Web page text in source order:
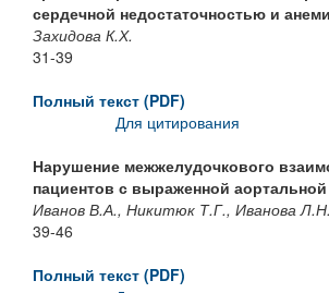
сердечной недостаточностью и
Захидова К.Х.
31-39
Полный текст (PDF)
Для цитирования
Нарушение межжелудочкового
пациентов с выраженной аортальной
Иванов В.А., Никитюк Т.Г., Иванова Л.Н.
39-46
Полный текст (PDF)